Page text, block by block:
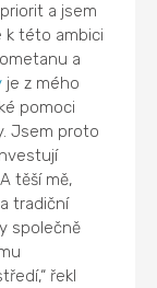
a jsem
k této ambici
a
je z mého
pomoci
Jsem proto
těší mě,
tradiční
společně
řekl